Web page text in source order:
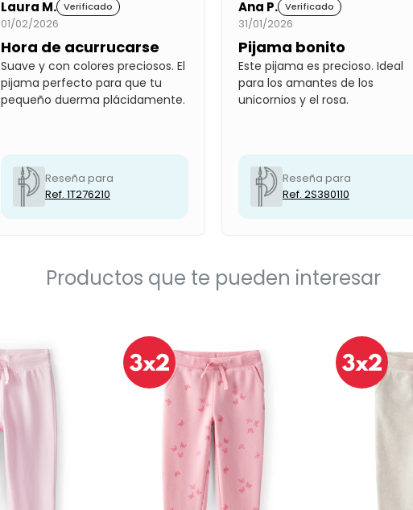
Laura M. Verificado
01/02/2026
Hora de acurrucarse
Suave y con colores preciosos. El
pijama perfecto para que tu
pequeño duerma plácidamente.
Reseña para
Ref. 1T276210
Ana P. Verificado
31/01/2026
Pijama bonito
Este pijama es precioso. Ideal
para los amantes de los
unicornios y el rosa.
Reseña para
Ref. 2S380110
Productos que te pueden interesar